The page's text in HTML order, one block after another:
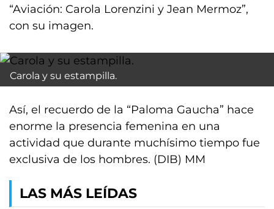
“Aviación: Carola Lorenzini y Jean Mermoz”,
con su imagen.
Carola y su estampilla.
Así, el recuerdo de la “Paloma Gaucha” hace
enorme la presencia femenina en una
actividad que durante muchísimo tiempo fue
exclusiva de los hombres. (DIB) MM
LAS MÁS LEÍDAS